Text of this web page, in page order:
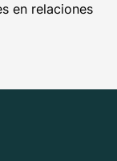
en relaciones